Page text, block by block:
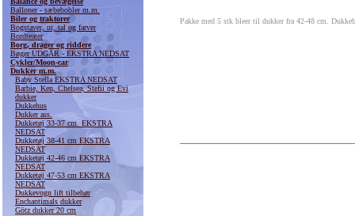
Balloner - sæbebobler m.m.
Biler og traktorer
Bogstaver, ur, tal og farver
Bordteater
Borg, drager og riddere
Bøger UDGÅR - EKSTRA NEDSAT
Cykler/Moon-car
Dukker m.m.
Baby Stella EKSTRA NEDSAT
Barbie, Ken, Chelsea, Stefii og Evi
dukker
Dukkehus
Dukker ass.
Dukketøj 33-37 cm. EKSTRA
NEDSAT
Dukketøj 38-41 cm EKSTRA
NEDSAT
Dukketøj 42-46 cm EKSTRA
NEDSAT
Dukketøj 47-53 cm EKSTRA
NEDSAT
Dukkevogn lift tilbehør
Enchantimals dukker
Götz dukker 20 cm
Pakke med 5 stk bleer til dukker fra 42-48 cm.